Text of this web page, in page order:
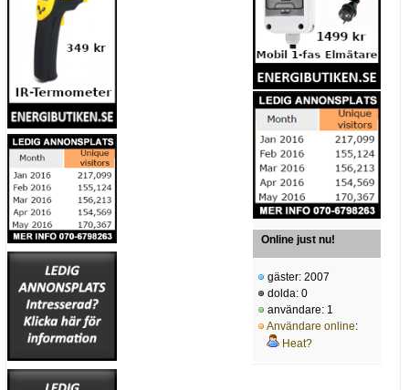
Online just nu!
gäster: 2007
dolda: 0
användare: 1
Användare online:
Heat?